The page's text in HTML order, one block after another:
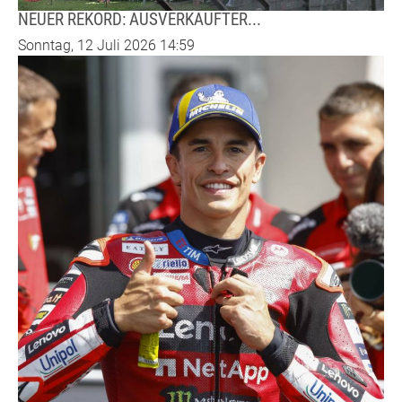
NEUER REKORD: AUSVERKAUFTER...
Sonntag, 12 Juli 2026 14:59